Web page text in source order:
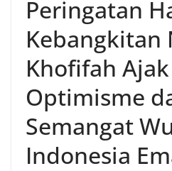
Peringatan
Kebangkitan
Khofifah
Optimisme
Semangat
Indonesia